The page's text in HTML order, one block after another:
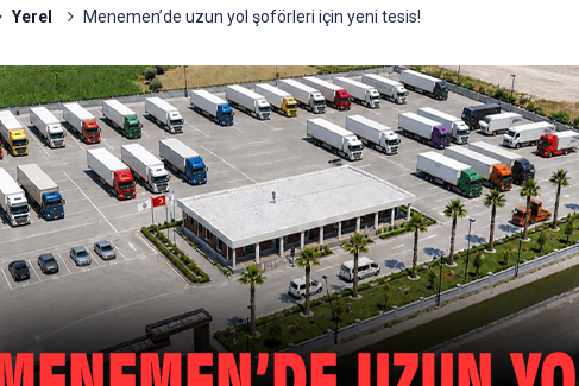
Yerel Menemen’de uzun yol şoförleri için yeni tesis!